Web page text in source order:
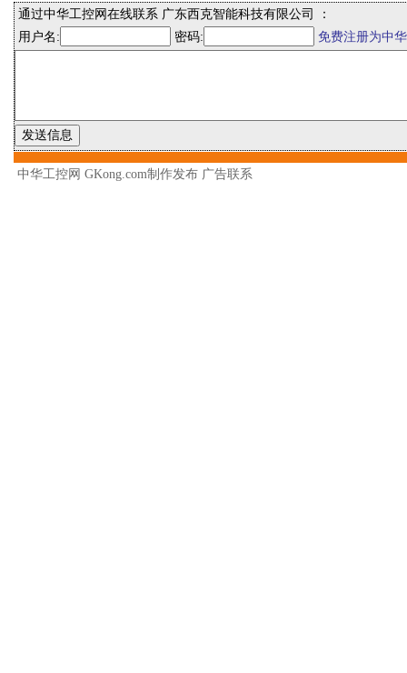
通过中华工控网在线联系 广东西克智能科技有限公司 ：
用户名:
密码: 免费注册为中
中华工控网 GKong.com制作发布 广告联系